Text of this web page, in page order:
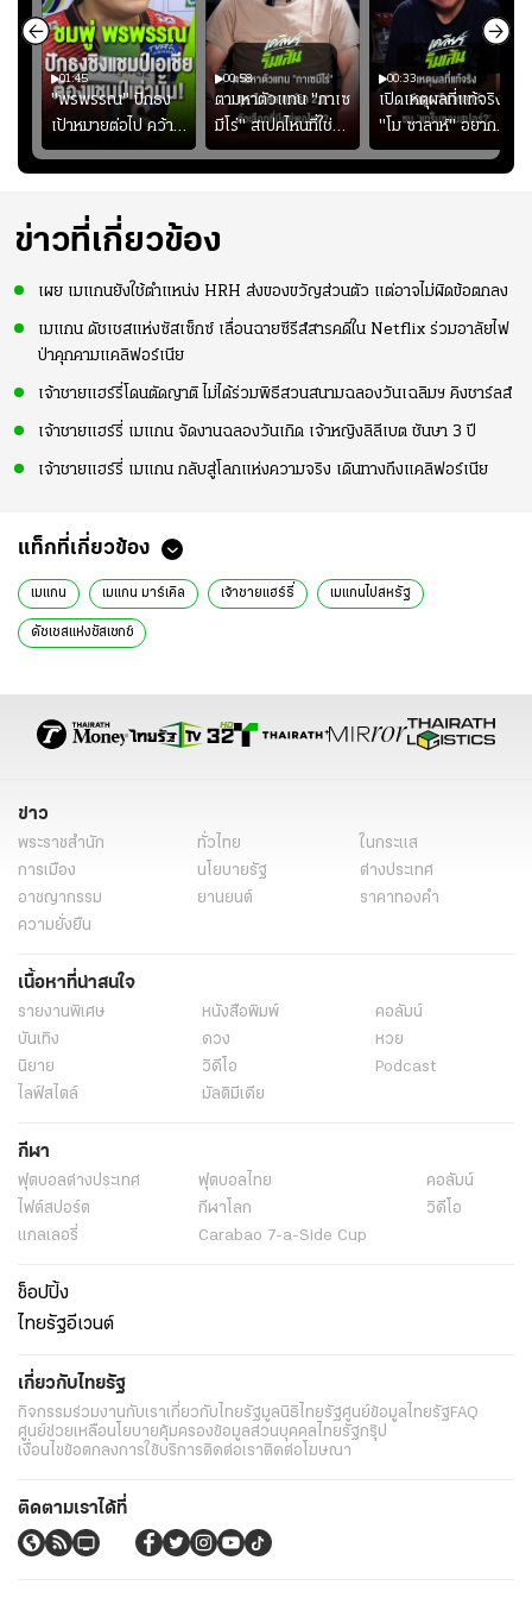
01:45
"พรพรรณ" ปักธง
เป้าหมายต่อไป คว้า
แชมป์ชิงแชมป์
เอเชีย เพื่อตั๋ว
00:58
ตามหาตัวแทน "กาเซ
มีโร่" สเปคไหนที่ใช่
สำหรับแมนยูยุค
"คาร์ริค 2.0"?
00:33
เปิดเหตุผลที่แท้จริงที่
"โม ซาลาห์" อยาก
ย้ายซบ "แทร็บซอนส
ปอร์"
ข่าวที่เกี่ยวข้อง
เผย เมแกนยังใช้ตำแหน่ง HRH ส่งของขวัญส่วนตัว แต่อาจไม่ผิดข้อตกลง
เมแกน ดัชเชสแห่งซัสเซ็กซ์ เลื่อนฉายซีรีส์สารคดีใน Netflix ร่วมอาลัยไฟ
ป่าคุกคามแคลิฟอร์เนีย
เจ้าชายแฮร์รี่โดนตัดญาติ ไม่ได้ร่วมพิธีสวนสนามฉลองวันเฉลิมฯ คิงชาร์ลส์
เจ้าชายแฮร์รี่ เมแกน จัดงานฉลองวันเกิด เจ้าหญิงลิลีเบต ชันษา 3 ปี
เจ้าชายแฮร์รี่ เมแกน กลับสู่โลกแห่งความจริง เดินทางถึงแคลิฟอร์เนีย
แท็กที่เกี่ยวข้อง
เมแกน เมแกน มาร์เคิล เจ้าชายแฮร์รี่ เมแกนไปสหรัฐ
ดัชเชสแห่งซัสเซกซ์
ข่าว
พระราชสำนัก ทั่วไทย
ในกระแส
การเมือง
นโยบายรัฐ
ต่างประเทศ
อาชญากรรม
ยานยนต์
ราคาทองคำ
ความยั่งยืน
เนื้อหาที่น่าสนใจ
รายงานพิเศษ หนังสือพิมพ์
คอลัมน์
บันเทิง
ดวง
หวย
นิยาย
วิดีโอ
Podcast
ไลฟ์สไตล์
มัลติมีเดีย
กีฬา
ฟุตบอลต่่างประเทศ ฟุตบอลไทย
คอลัมน์
ไฟต์สปอร์ต
กีฬาโลก
วิดีโอ
แกลเลอรี่
Carabao 7-a-Side Cup
ช็อปปิ้ง
ไทยรัฐอีเวนต์
เกี่ยวกับไทยรัฐ
กิจกรรมร่วมงานกับเราเกี่ยวกับไทยรัฐมูลนิธิไทยรัฐศูนย์ข้อมูลไทยรัฐFAQ
ศูนย์ช่วยเหลือนโยบายคุ้มครองข้อมูลส่วนบุคคลไทยรัฐกรุ๊ป
เงื่อนไขข้อตกลงการใช้บริการติดต่อเราติดต่อโฆษณา
ติดตามเราได้ที่